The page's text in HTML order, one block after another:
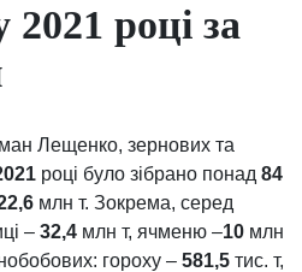
2021 році за
Лещенко, зернових та
році було зібрано понад 84
млн т. Зокрема, серед
– 32,4 млн т, ячменю –10 млн
гороху – 581,5 тис. т,